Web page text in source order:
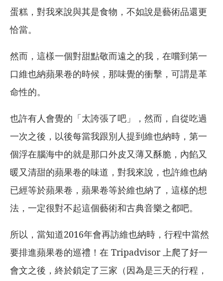
蛋糕，對我來說與其是食物，不如說是藝術品還更
恰當。
然而，這樣一個對甜點敬而遠之的我，在嚐到第一
口維也納蘋果卷的時候，那味覺的衝擊，可謂是革
命性的。
也許有人會覺的「太誇張了吧」，然而，自從吃過
一次之後，以後每當我跟別人提到維也納時，第一
個浮在腦海中的就是那口外皮又薄又酥脆，內餡又
暖又清甜的蘋果卷的味道，對我來說，也許維也納
已經等於蘋果卷，蘋果卷等於維也納了，這樣的想
法，一定很對不起這個藝術和古典音樂之都吧。
所以，當知道2016年會再訪維也納時，行程中當然
要排進蘋果卷的巡禮！在 Tripadvisor 上爬了好一
會文之後，終於鎖定了三家（因為是三天的行程，